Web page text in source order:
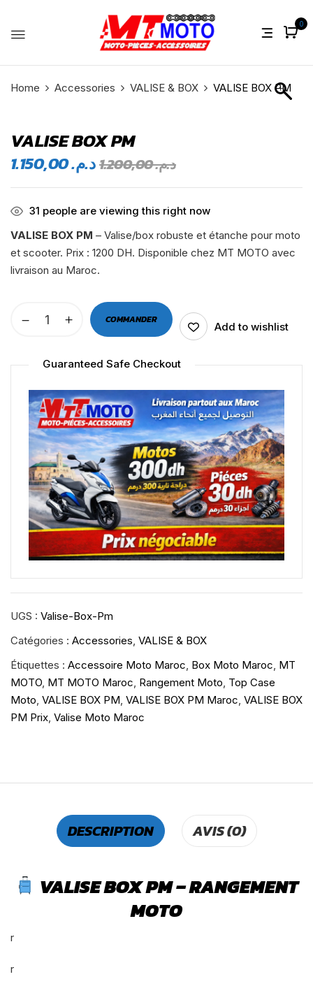
0
Home Accessories VALISE & BOX VALISE BOX PM
VALISE BOX PM
د.م.1.200,00 د.م.1.150,00
31 people are viewing this right now
VALISE BOX PM – Valise/box robuste et étanche pour moto
et scooter. Prix : 1200 DH. Disponible chez MT MOTO avec
livraison au Maroc.
COMMANDER
Add to wishlist
Guaranteed Safe Checkout
UGS : Valise-Box-Pm
Catégories : Accessories, VALISE & BOX
Étiquettes : Accessoire Moto Maroc, Box Moto Maroc, MT
MOTO, MT MOTO Maroc, Rangement Moto, Top Case
Moto, VALISE BOX PM, VALISE BOX PM Maroc, VALISE BOX
PM Prix, Valise Moto Maroc
DESCRIPTION AVIS (0)
VALISE BOX PM – RANGEMENT
MOTO
r
r